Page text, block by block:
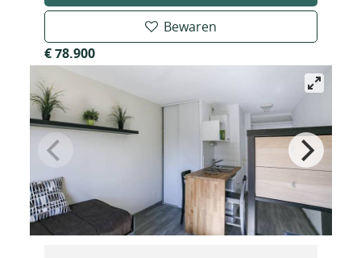
Bewaren
€ 78.900